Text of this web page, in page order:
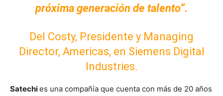
próxima generación de talento”.
Del Costy, Presidente y Managing
Director, Americas, en Siemens Digital
Industries.
Satechies una compañía que cuenta con más de 20 años